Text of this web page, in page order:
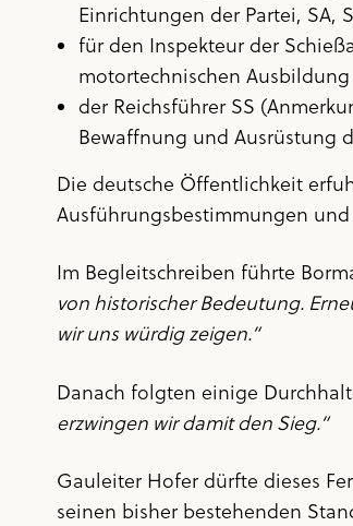
Einrichtungen der Partei, SA,
für den Inspekteur der
motortechnischen Ausbildung
der Reichsführer SS
Bewaffnung und Ausrüstung
Die deutsche Öffentlichkeit
Ausführungsbestimmungen
Im Begleitschreiben führte
von historischer Bedeutung.
wir uns würdig zeigen.“
Danach folgten einige
erzwingen wir damit den Sieg.“
Gauleiter Hofer dürfte dieses
seinen bisher bestehenden